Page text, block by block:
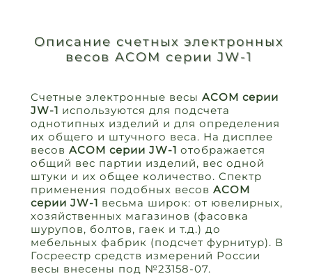
Описание счетных электронных
весов ACOM серии JW-1
Счетные электронные весыACOM серии
JW-1 используются для подсчета
однотипных изделий и для определения
их общего и штучного веса. На дисплее
весовACOM серии JW-1 отображается
общий вес партии изделий, вес одной
штуки и их общее количество. Спектр
применения подобных весовACOM
серии JW-1 весьма широк: от ювелирных,
хозяйственных магазинов (фасовка
шурупов, болтов, гаек и т.д.) до
мебельных фабрик (подсчет фурнитур). В
Госреестр средств измерений России
весы внесены под №23158-07.